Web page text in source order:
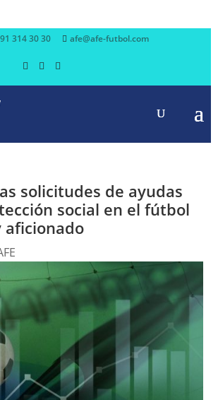
314 30 30 afe@afe-futbol.com
solicitudes de ayudas
social en el fútbol
aficionado